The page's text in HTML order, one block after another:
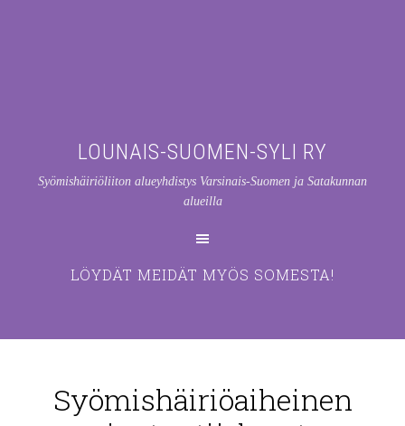
LOUNAIS-SUOMEN-SYLI RY
Syömishäiriöliiton alueyhdistys Varsinais-Suomen ja Satakunnan
alueilla
LÖYDÄT MEIDÄT MYÖS SOMESTA!
Syömishäiriöaiheinen